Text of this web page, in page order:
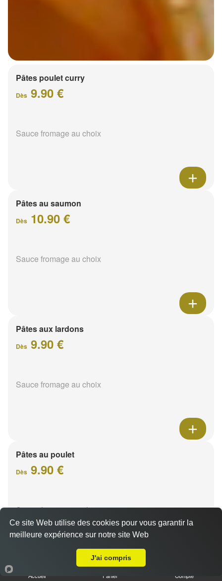
Pâtes poulet curry
Dès 9.90 €
Sauce fromage au choix
Pâtes au saumon
Dès 10.90 €
Sauce fromage au choix
Pâtes aux lardons
Dès 9.90 €
Sauce fromage au choix
Pâtes au poulet
Dès 9.90 €
Sauce fromage au choix
Accueil Panier Compte
Ce site Web utilise des cookies pour vous garantir la
meilleure expérience sur notre site Web
J'ai compris